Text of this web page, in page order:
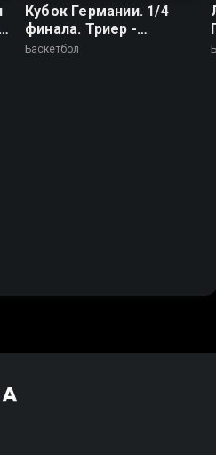
Кубок Германии. 1/4
финала. Триер -
Бавария
Баскетбол